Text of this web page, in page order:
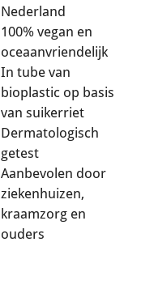
Nederland
100% vegan en
oceaanvriendelijk
In tube van
bioplastic op basis
van suikerriet
Dermatologisch
getest
Aanbevolen door
ziekenhuizen,
kraamzorg en
ouders